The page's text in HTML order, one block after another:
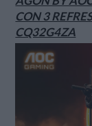
CON 3
CQ32G4ZA